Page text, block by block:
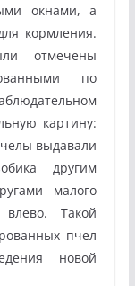
окнами, а
кормления.
отмечены
по
картину:
выдавали
другим
малого
Такой
пчел
новой